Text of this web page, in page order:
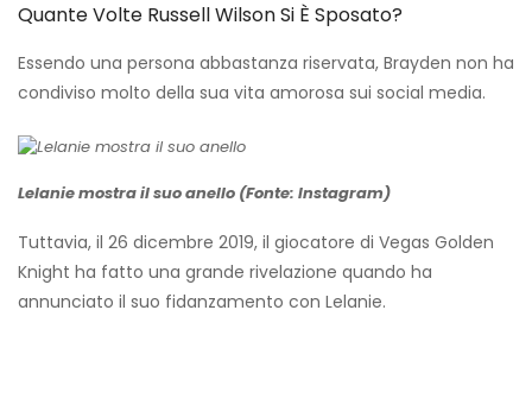
Quante Volte Russell Wilson Si È Sposato?
Essendo una persona abbastanza riservata, Brayden non ha
condiviso molto della sua vita amorosa sui social media.
Lelanie mostra il suo anello (Fonte: Instagram)
Tuttavia, il 26 dicembre 2019, il giocatore di Vegas Golden
Knight ha fatto una grande rivelazione quando ha
annunciato il suo fidanzamento con Lelanie.